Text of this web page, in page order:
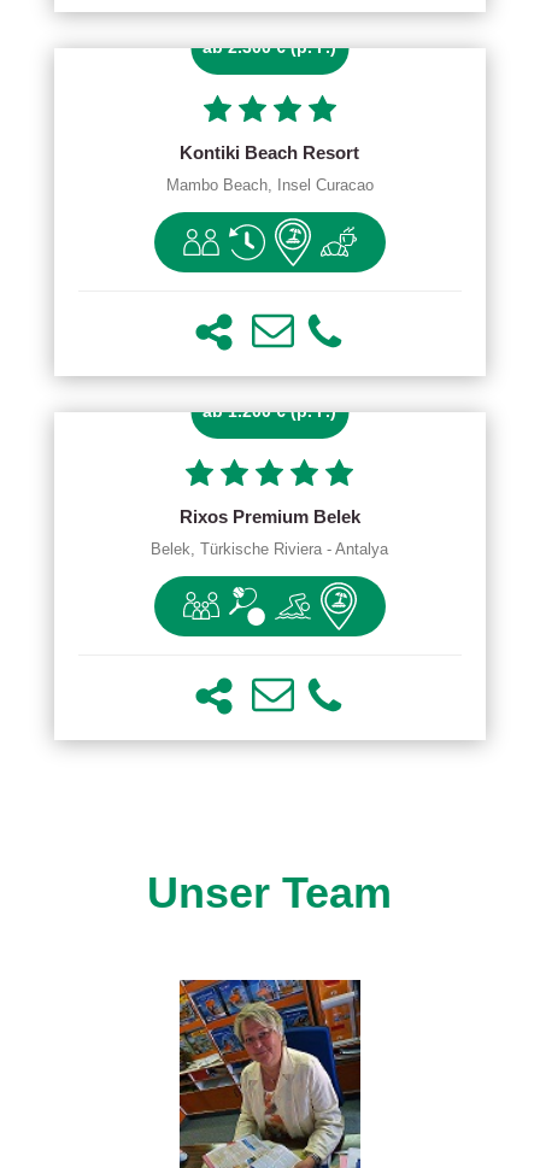
ab 2.300 € (p. P.)
Kontiki Beach Resort
Mambo Beach, Insel Curacao
ab 1.200 € (p. P.)
Rixos Premium Belek
Belek, Türkische Riviera - Antalya
Unser Team